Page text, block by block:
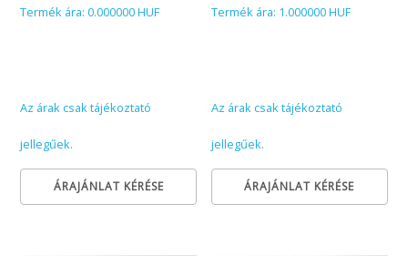
Termék ára: 0.000000 HUF
Az árak csak tájékoztató
jellegűek.
ÁRAJÁNLAT KÉRÉSE
Termék ára: 1.000000 HUF
Az árak csak tájékoztató
jellegűek.
ÁRAJÁNLAT KÉRÉSE